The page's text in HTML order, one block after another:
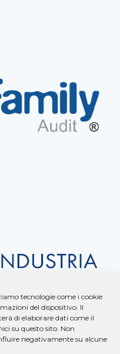
tecnologie come i cookie
del dispositivo. Il
di elaborare dati come il
su questo sito. Non
negativamente su alcune